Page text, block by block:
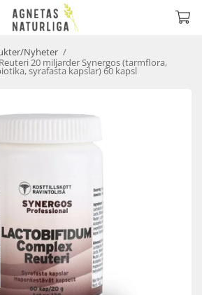
Nyheter /
20 miljarder Synergos (tarmflora,
syrafasta kapslar) 60 kapsl